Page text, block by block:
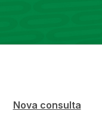
Nova consulta